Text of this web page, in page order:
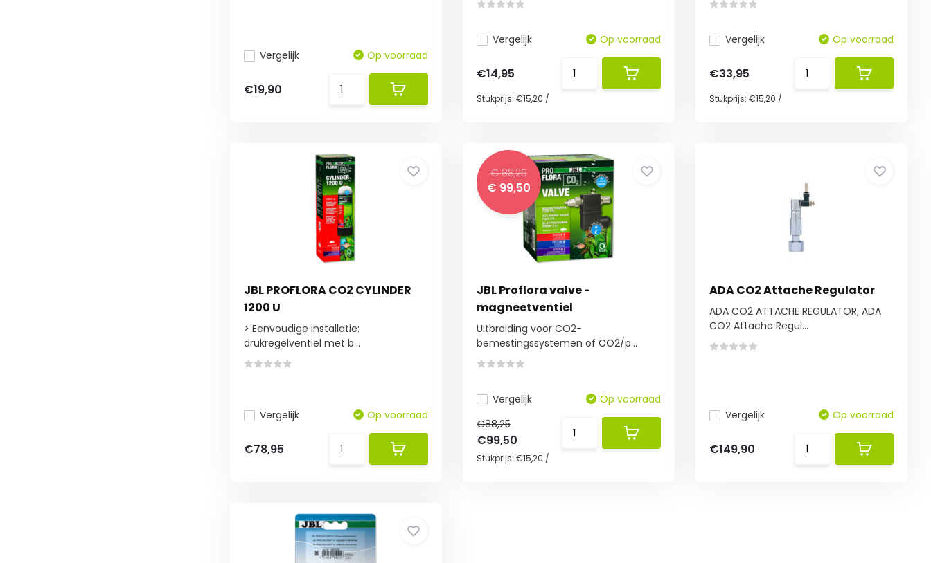
Vergelijk Op voorraad
€19,90
Vergelijk Op voorraad
€14,95
Stukprijs: €15,20 /
Vergelijk Op voorraad
€33,95
Stukprijs:€15,20 /
JBL PROFLORA CO2 CYLINDER
1200 U
> Eenvoudige installatie:
drukregelventiel met b...
Vergelijk Op voorraad
€78,95
€ 88,25
€ 99,50
JBL Proflora valve -
magneetventiel
Uitbreiding voor CO2-
bemestingssystemen of CO2/p...
Vergelijk
Op voorraad
€88,25
€99,50
Stukprijs: €15,20 /
ADA CO2 Attache Regulator
ADA CO2 ATTACHE REGULATOR, ADA
CO2 Attache Regul...
Vergelijk Op voorraad
€149,90